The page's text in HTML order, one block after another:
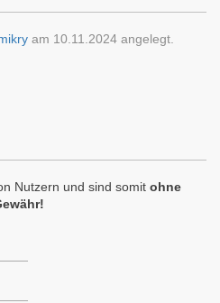
am 10.11.2024 angelegt.
Nutzern und sind somit ohne